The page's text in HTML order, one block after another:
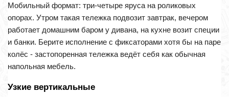
Мобильный формат: три-четыре яруса на роликовых
опорах. Утром такая тележка подвозит завтрак, вечером
работает домашним баром у дивана, на кухне возит специи
и банки. Берите исполнение с фиксаторами хотя бы на паре
колёс - застопоренная тележка ведёт себя как обычная
напольная мебель.
Узкие вертикальные